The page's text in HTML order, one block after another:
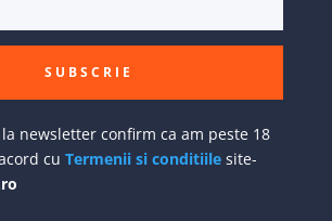
SUBSCRIE
newsletter confirm ca am peste 18
cu Termenii si conditiilesite-